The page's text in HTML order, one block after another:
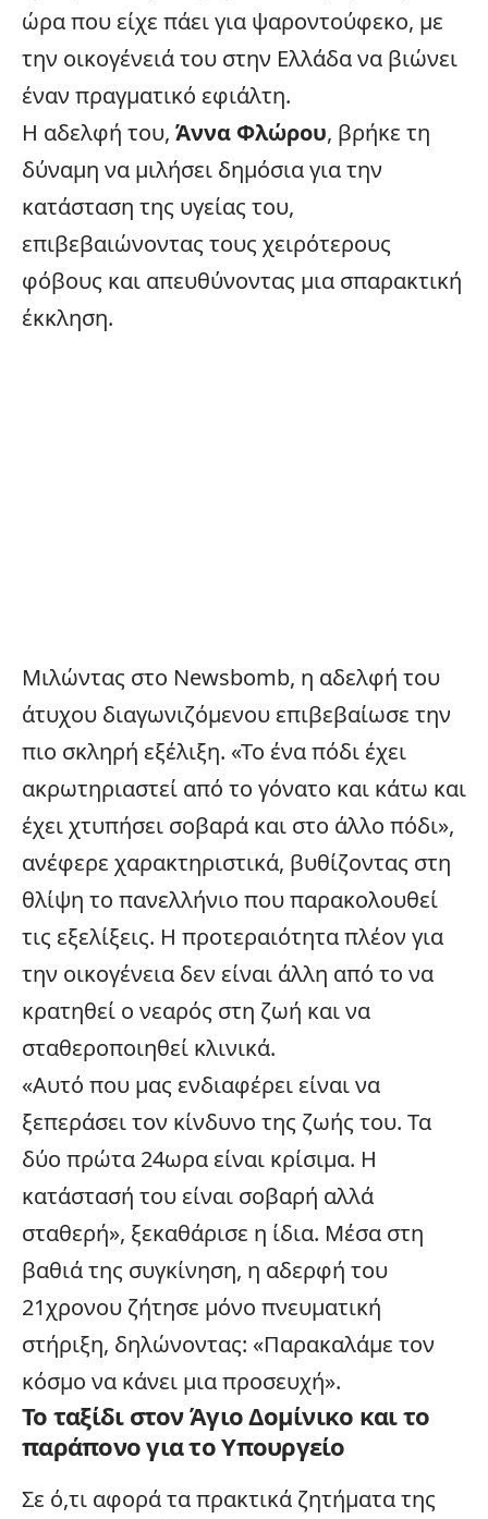
ώρα που είχε πάει για ψαροντούφεκο, με
την οικογένειά του στην Ελλάδανα βιώνει
έναν πραγματικό εφιάλτη.
Η αδελφή του, Άννα Φλώρου, βρήκε τη
δύναμη να μιλήσει δημόσια για την
κατάσταση της υγείας του,
επιβεβαιώνοντας τους χειρότερους
φόβους και απευθύνοντας μια σπαρακτική
έκκληση.
Μιλώντας στο Newsbomb, η αδελφή του
άτυχου διαγωνιζόμενου επιβεβαίωσε την
πιο σκληρή εξέλιξη. «Το ένα πόδι έχει
ακρωτηριαστεί από το γόνατο και κάτω και
έχει χτυπήσει σοβαρά και στο άλλο πόδι»,
ανέφερε χαρακτηριστικά, βυθίζοντας στη
θλίψη το πανελλήνιο που παρακολουθεί
τις εξελίξεις. Η προτεραιότητα πλέον για
την οικογένεια δεν είναι άλλη από το να
κρατηθεί ο νεαρός στη ζωή και να
σταθεροποιηθεί κλινικά.
«Αυτό που μας ενδιαφέρει είναι να
ξεπεράσει τον κίνδυνο της ζωής του. Τα
δύο πρώτα 24ωρα είναι κρίσιμα. Η
κατάστασή του είναι σοβαρή αλλά
σταθερή», ξεκαθάρισε η ίδια. Μέσα στη
βαθιά της συγκίνηση, η αδερφή του
21χρονου ζήτησε μόνο πνευματική
στήριξη, δηλώνοντας: «Παρακαλάμε τον
κόσμο να κάνει μια προσευχή».
Το ταξίδι στον Άγιο Δομίνικο και το
παράπονο για το Υπουργείο
Σε ό,τι αφορά τα πρακτικά ζητήματα της